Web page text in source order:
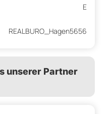
E
REALBURO_Hagen5656
unserer Partner